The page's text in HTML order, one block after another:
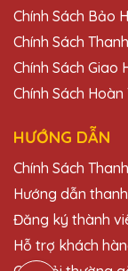
Mình
cho
đều
Tặng
Hồ
27/11/
Chất
khách
luôn
mua
Chính Sách Bảo
Chính Sách
Chính Sách Giao
Chính Sách Hoàn
HƯỚNG DẪN
Chính Sách
Hướng dẫn
Đăng ký thành
Hỗ trợ khách
Câu hỏi thường